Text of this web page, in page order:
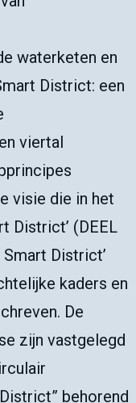
waterketen en
District: een
viertal
visie die in het
District’ (DEEL
District’
kaders en
De
zijn vastgelegd
behorend